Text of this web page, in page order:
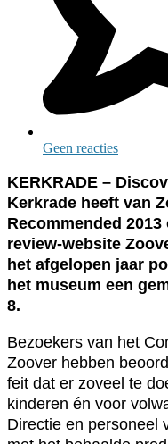
Geen reacties
KERKRADE –
Kerkrade heeft van
Recommended
review-website
het afgelopen jaar
het museum een
8.
Bezoekers van het
Zoover hebben
feit dat er zoveel te
kinderen én voor
Directie en personeel